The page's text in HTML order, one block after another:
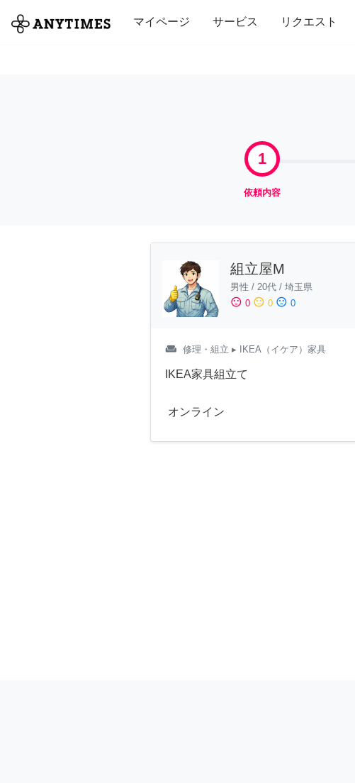
マイページ サービス リクエスト
全て 修理・組立 家事 引っ越し イ
1
依頼内容
組立屋M
男性 / 20代 / 埼玉県
sentiment_satisfied 0 sentiment_neutral 0 sentiment_dissatisfied 0
weekend 修理・組立 ▸ IKEA（イケア）家具
IKEA家具組立て
オンライン